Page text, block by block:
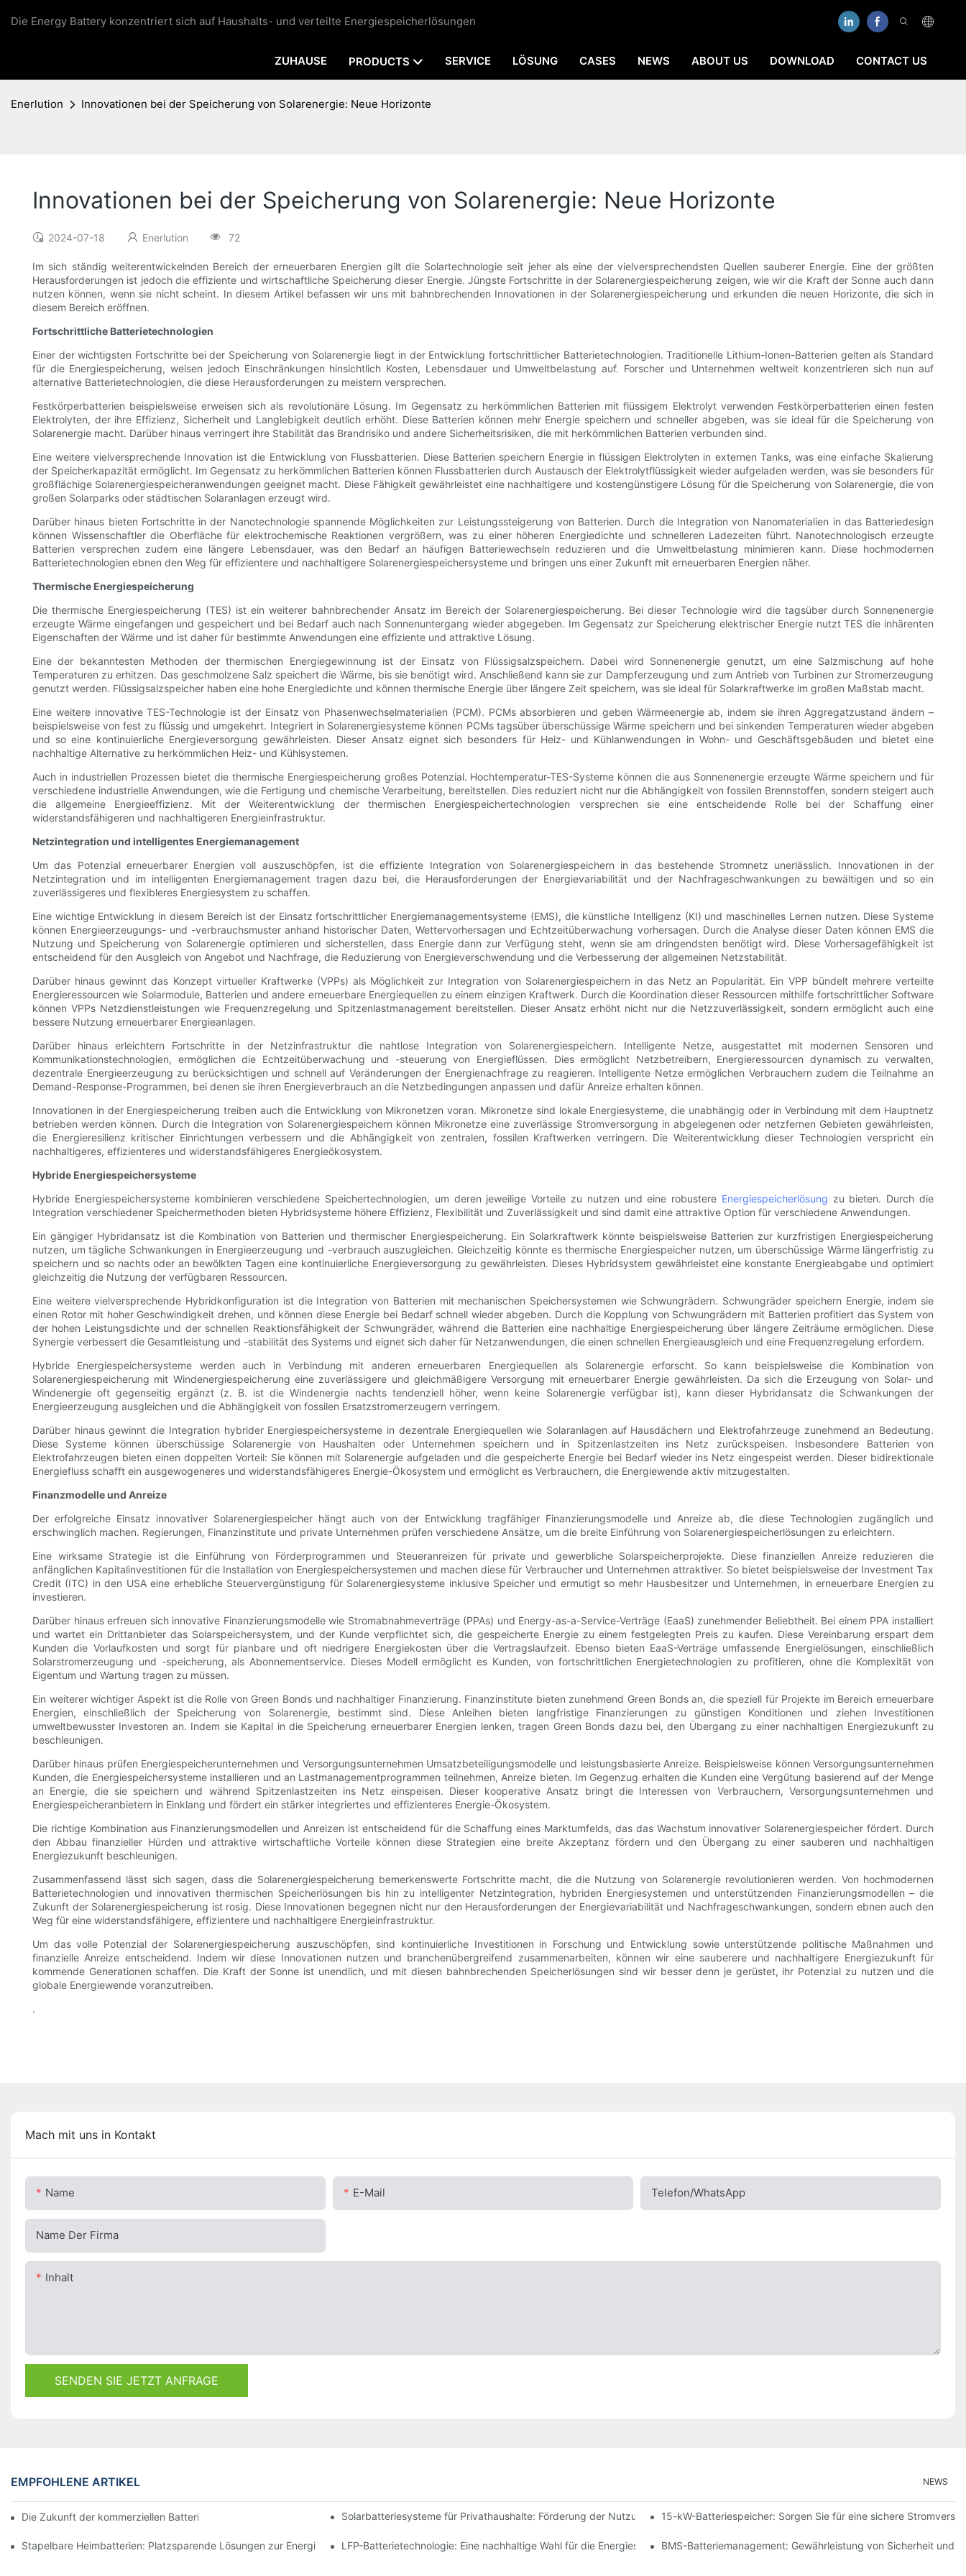
Die Energy Battery konzentriert sich auf Haushalts- und verteilte Energiespeicherlösungen
ZUHAUSE PRODUCTS SERVICE LÖSUNG CASES NEWS ABOUT US DOWNLOAD CONTACT US
Enerlution Innovationen bei der Speicherung von Solarenergie: Neue Horizonte
Innovationen bei der Speicherung von Solarenergie: Neue Horizonte
2024-07-18 Enerlution 72
Im sich ständig weiterentwickelnden Bereich der erneuerbaren Energien gilt die Solartechnologie seit jeher als eine der vielversprechendsten Quellen sauberer Energie. Eine der größten
Herausforderungen ist jedoch die effiziente und wirtschaftliche Speicherung dieser Energie. Jüngste Fortschritte in der Solarenergiespeicherung zeigen, wie wir die Kraft der Sonne auch dann
nutzen können, wenn sie nicht scheint. In diesem Artikel befassen wir uns mit bahnbrechenden Innovationen in der Solarenergiespeicherung und erkunden die neuen Horizonte, die sich in
diesem Bereich eröffnen.
Fortschrittliche Batterietechnologien
Einer der wichtigsten Fortschritte bei der Speicherung von Solarenergie liegt in der Entwicklung fortschrittlicher Batterietechnologien. Traditionelle Lithium-Ionen-Batterien gelten als Standard
für die Energiespeicherung, weisen jedoch Einschränkungen hinsichtlich Kosten, Lebensdauer und Umweltbelastung auf. Forscher und Unternehmen weltweit konzentrieren sich nun auf
alternative Batterietechnologien, die diese Herausforderungen zu meistern versprechen.
Festkörperbatterien beispielsweise erweisen sich als revolutionäre Lösung. Im Gegensatz zu herkömmlichen Batterien mit flüssigem Elektrolyt verwenden Festkörperbatterien einen festen
Elektrolyten, der ihre Effizienz, Sicherheit und Langlebigkeit deutlich erhöht. Diese Batterien können mehr Energie speichern und schneller abgeben, was sie ideal für die Speicherung von
Solarenergie macht. Darüber hinaus verringert ihre Stabilität das Brandrisiko und andere Sicherheitsrisiken, die mit herkömmlichen Batterien verbunden sind.
Eine weitere vielversprechende Innovation ist die Entwicklung von Flussbatterien. Diese Batterien speichern Energie in flüssigen Elektrolyten in externen Tanks, was eine einfache Skalierung
der Speicherkapazität ermöglicht. Im Gegensatz zu herkömmlichen Batterien können Flussbatterien durch Austausch der Elektrolytflüssigkeit wieder aufgeladen werden, was sie besonders für
großflächige Solarenergiespeicheranwendungen geeignet macht. Diese Fähigkeit gewährleistet eine nachhaltigere und kostengünstigere Lösung für die Speicherung von Solarenergie, die von
großen Solarparks oder städtischen Solaranlagen erzeugt wird.
Darüber hinaus bieten Fortschritte in der Nanotechnologie spannende Möglichkeiten zur Leistungssteigerung von Batterien. Durch die Integration von Nanomaterialien in das Batteriedesign
können Wissenschaftler die Oberfläche für elektrochemische Reaktionen vergrößern, was zu einer höheren Energiedichte und schnelleren Ladezeiten führt. Nanotechnologisch erzeugte
Batterien versprechen zudem eine längere Lebensdauer, was den Bedarf an häufigen Batteriewechseln reduzieren und die Umweltbelastung minimieren kann. Diese hochmodernen
Batterietechnologien ebnen den Weg für effizientere und nachhaltigere Solarenergiespeichersysteme und bringen uns einer Zukunft mit erneuerbaren Energien näher.
Thermische Energiespeicherung
Die thermische Energiespeicherung (TES) ist ein weiterer bahnbrechender Ansatz im Bereich der Solarenergiespeicherung. Bei dieser Technologie wird die tagsüber durch Sonnenenergie
erzeugte Wärme eingefangen und gespeichert und bei Bedarf auch nach Sonnenuntergang wieder abgegeben. Im Gegensatz zur Speicherung elektrischer Energie nutzt TES die inhärenten
Eigenschaften der Wärme und ist daher für bestimmte Anwendungen eine effiziente und attraktive Lösung.
Eine der bekanntesten Methoden der thermischen Energiegewinnung ist der Einsatz von Flüssigsalzspeichern. Dabei wird Sonnenenergie genutzt, um eine Salzmischung auf hohe
Temperaturen zu erhitzen. Das geschmolzene Salz speichert die Wärme, bis sie benötigt wird. Anschließend kann sie zur Dampferzeugung und zum Antrieb von Turbinen zur Stromerzeugung
genutzt werden. Flüssigsalzspeicher haben eine hohe Energiedichte und können thermische Energie über längere Zeit speichern, was sie ideal für Solarkraftwerke im großen Maßstab macht.
Eine weitere innovative TES-Technologie ist der Einsatz von Phasenwechselmaterialien (PCM). PCMs absorbieren und geben Wärmeenergie ab, indem sie ihren Aggregatzustand ändern –
beispielsweise von fest zu flüssig und umgekehrt. Integriert in Solarenergiesysteme können PCMs tagsüber überschüssige Wärme speichern und bei sinkenden Temperaturen wieder abgeben
und so eine kontinuierliche Energieversorgung gewährleisten. Dieser Ansatz eignet sich besonders für Heiz- und Kühlanwendungen in Wohn- und Geschäftsgebäuden und bietet eine
nachhaltige Alternative zu herkömmlichen Heiz- und Kühlsystemen.
Auch in industriellen Prozessen bietet die thermische Energiespeicherung großes Potenzial. Hochtemperatur-TES-Systeme können die aus Sonnenenergie erzeugte Wärme speichern und für
verschiedene industrielle Anwendungen, wie die Fertigung und chemische Verarbeitung, bereitstellen. Dies reduziert nicht nur die Abhängigkeit von fossilen Brennstoffen, sondern steigert auch
die allgemeine Energieeffizienz. Mit der Weiterentwicklung der thermischen Energiespeichertechnologien versprechen sie eine entscheidende Rolle bei der Schaffung einer
widerstandsfähigeren und nachhaltigeren Energieinfrastruktur.
Netzintegration und intelligentes Energiemanagement
Um das Potenzial erneuerbarer Energien voll auszuschöpfen, ist die effiziente Integration von Solarenergiespeichern in das bestehende Stromnetz unerlässlich. Innovationen in der
Netzintegration und im intelligenten Energiemanagement tragen dazu bei, die Herausforderungen der Energievariabilität und der Nachfrageschwankungen zu bewältigen und so ein
zuverlässigeres und flexibleres Energiesystem zu schaffen.
Eine wichtige Entwicklung in diesem Bereich ist der Einsatz fortschrittlicher Energiemanagementsysteme (EMS), die künstliche Intelligenz (KI) und maschinelles Lernen nutzen. Diese Systeme
können Energieerzeugungs- und -verbrauchsmuster anhand historischer Daten, Wettervorhersagen und Echtzeitüberwachung vorhersagen. Durch die Analyse dieser Daten können EMS die
Nutzung und Speicherung von Solarenergie optimieren und sicherstellen, dass Energie dann zur Verfügung steht, wenn sie am dringendsten benötigt wird. Diese Vorhersagefähigkeit ist
entscheidend für den Ausgleich von Angebot und Nachfrage, die Reduzierung von Energieverschwendung und die Verbesserung der allgemeinen Netzstabilität.
Darüber hinaus gewinnt das Konzept virtueller Kraftwerke (VPPs) als Möglichkeit zur Integration von Solarenergiespeichern in das Netz an Popularität. Ein VPP bündelt mehrere verteilte
Energieressourcen wie Solarmodule, Batterien und andere erneuerbare Energiequellen zu einem einzigen Kraftwerk. Durch die Koordination dieser Ressourcen mithilfe fortschrittlicher Software
können VPPs Netzdienstleistungen wie Frequenzregelung und Spitzenlastmanagement bereitstellen. Dieser Ansatz erhöht nicht nur die Netzzuverlässigkeit, sondern ermöglicht auch eine
bessere Nutzung erneuerbarer Energieanlagen.
Darüber hinaus erleichtern Fortschritte in der Netzinfrastruktur die nahtlose Integration von Solarenergiespeichern. Intelligente Netze, ausgestattet mit modernen Sensoren und
Kommunikationstechnologien, ermöglichen die Echtzeitüberwachung und -steuerung von Energieflüssen. Dies ermöglicht Netzbetreibern, Energieressourcen dynamisch zu verwalten,
dezentrale Energieerzeugung zu berücksichtigen und schnell auf Veränderungen der Energienachfrage zu reagieren. Intelligente Netze ermöglichen Verbrauchern zudem die Teilnahme an
Demand-Response-Programmen, bei denen sie ihren Energieverbrauch an die Netzbedingungen anpassen und dafür Anreize erhalten können.
Innovationen in der Energiespeicherung treiben auch die Entwicklung von Mikronetzen voran. Mikronetze sind lokale Energiesysteme, die unabhängig oder in Verbindung mit dem Hauptnetz
betrieben werden können. Durch die Integration von Solarenergiespeichern können Mikronetze eine zuverlässige Stromversorgung in abgelegenen oder netzfernen Gebieten gewährleisten,
die Energieresilienz kritischer Einrichtungen verbessern und die Abhängigkeit von zentralen, fossilen Kraftwerken verringern. Die Weiterentwicklung dieser Technologien verspricht ein
nachhaltigeres, effizienteres und widerstandsfähigeres Energieökosystem.
Hybride Energiespeichersysteme
Hybride Energiespeichersysteme kombinieren verschiedene Speichertechnologien, um deren jeweilige Vorteile zu nutzen und eine robustere Energiespeicherlösung zu bieten. Durch die
Integration verschiedener Speichermethoden bieten Hybridsysteme höhere Effizienz, Flexibilität und Zuverlässigkeit und sind damit eine attraktive Option für verschiedene Anwendungen.
Ein gängiger Hybridansatz ist die Kombination von Batterien und thermischer Energiespeicherung. Ein Solarkraftwerk könnte beispielsweise Batterien zur kurzfristigen Energiespeicherung
nutzen, um tägliche Schwankungen in Energieerzeugung und -verbrauch auszugleichen. Gleichzeitig könnte es thermische Energiespeicher nutzen, um überschüssige Wärme längerfristig zu
speichern und so nachts oder an bewölkten Tagen eine kontinuierliche Energieversorgung zu gewährleisten. Dieses Hybridsystem gewährleistet eine konstante Energieabgabe und optimiert
gleichzeitig die Nutzung der verfügbaren Ressourcen.
Eine weitere vielversprechende Hybridkonfiguration ist die Integration von Batterien mit mechanischen Speichersystemen wie Schwungrädern. Schwungräder speichern Energie, indem sie
einen Rotor mit hoher Geschwindigkeit drehen, und können diese Energie bei Bedarf schnell wieder abgeben. Durch die Kopplung von Schwungrädern mit Batterien profitiert das System von
der hohen Leistungsdichte und der schnellen Reaktionsfähigkeit der Schwungräder, während die Batterien eine nachhaltige Energiespeicherung über längere Zeiträume ermöglichen. Diese
Synergie verbessert die Gesamtleistung und -stabilität des Systems und eignet sich daher für Netzanwendungen, die einen schnellen Energieausgleich und eine Frequenzregelung erfordern.
Hybride Energiespeichersysteme werden auch in Verbindung mit anderen erneuerbaren Energiequellen als Solarenergie erforscht. So kann beispielsweise die Kombination von
Solarenergiespeicherung mit Windenergiespeicherung eine zuverlässigere und gleichmäßigere Versorgung mit erneuerbarer Energie gewährleisten. Da sich die Erzeugung von Solar- und
Windenergie oft gegenseitig ergänzt (z. B. ist die Windenergie nachts tendenziell höher, wenn keine Solarenergie verfügbar ist), kann dieser Hybridansatz die Schwankungen der
Energieerzeugung ausgleichen und die Abhängigkeit von fossilen Ersatzstromerzeugern verringern.
Darüber hinaus gewinnt die Integration hybrider Energiespeichersysteme in dezentrale Energiequellen wie Solaranlagen auf Hausdächern und Elektrofahrzeuge zunehmend an Bedeutung.
Diese Systeme können überschüssige Solarenergie von Haushalten oder Unternehmen speichern und in Spitzenlastzeiten ins Netz zurückspeisen. Insbesondere Batterien von
Elektrofahrzeugen bieten einen doppelten Vorteil: Sie können mit Solarenergie aufgeladen und die gespeicherte Energie bei Bedarf wieder ins Netz eingespeist werden. Dieser bidirektionale
Energiefluss schafft ein ausgewogeneres und widerstandsfähigeres Energie-Ökosystem und ermöglicht es Verbrauchern, die Energiewende aktiv mitzugestalten.
Finanzmodelle und Anreize
Der erfolgreiche Einsatz innovativer Solarenergiespeicher hängt auch von der Entwicklung tragfähiger Finanzierungsmodelle und Anreize ab, die diese Technologien zugänglich und
erschwinglich machen. Regierungen, Finanzinstitute und private Unternehmen prüfen verschiedene Ansätze, um die breite Einführung von Solarenergiespeicherlösungen zu erleichtern.
Eine wirksame Strategie ist die Einführung von Förderprogrammen und Steueranreizen für private und gewerbliche Solarspeicherprojekte. Diese finanziellen Anreize reduzieren die
anfänglichen Kapitalinvestitionen für die Installation von Energiespeichersystemen und machen diese für Verbraucher und Unternehmen attraktiver. So bietet beispielsweise der Investment Tax
Credit (ITC) in den USA eine erhebliche Steuervergünstigung für Solarenergiesysteme inklusive Speicher und ermutigt so mehr Hausbesitzer und Unternehmen, in erneuerbare Energien zu
investieren.
Darüber hinaus erfreuen sich innovative Finanzierungsmodelle wie Stromabnahmeverträge (PPAs) und Energy-as-a-Service-Verträge (EaaS) zunehmender Beliebtheit. Bei einem PPA installiert
und wartet ein Drittanbieter das Solarspeichersystem, und der Kunde verpflichtet sich, die gespeicherte Energie zu einem festgelegten Preis zu kaufen. Diese Vereinbarung erspart dem
Kunden die Vorlaufkosten und sorgt für planbare und oft niedrigere Energiekosten über die Vertragslaufzeit. Ebenso bieten EaaS-Verträge umfassende Energielösungen, einschließlich
Solarstromerzeugung und -speicherung, als Abonnementservice. Dieses Modell ermöglicht es Kunden, von fortschrittlichen Energietechnologien zu profitieren, ohne die Komplexität von
Eigentum und Wartung tragen zu müssen.
Ein weiterer wichtiger Aspekt ist die Rolle von Green Bonds und nachhaltiger Finanzierung. Finanzinstitute bieten zunehmend Green Bonds an, die speziell für Projekte im Bereich erneuerbare
Energien, einschließlich der Speicherung von Solarenergie, bestimmt sind. Diese Anleihen bieten langfristige Finanzierungen zu günstigen Konditionen und ziehen Investitionen
umweltbewusster Investoren an. Indem sie Kapital in die Speicherung erneuerbarer Energien lenken, tragen Green Bonds dazu bei, den Übergang zu einer nachhaltigen Energiezukunft zu
beschleunigen.
Darüber hinaus prüfen Energiespeicherunternehmen und Versorgungsunternehmen Umsatzbeteiligungsmodelle und leistungsbasierte Anreize. Beispielsweise können Versorgungsunternehmen
Kunden, die Energiespeichersysteme installieren und an Lastmanagementprogrammen teilnehmen, Anreize bieten. Im Gegenzug erhalten die Kunden eine Vergütung basierend auf der Menge
an Energie, die sie speichern und während Spitzenlastzeiten ins Netz einspeisen. Dieser kooperative Ansatz bringt die Interessen von Verbrauchern, Versorgungsunternehmen und
Energiespeicheranbietern in Einklang und fördert ein stärker integriertes und effizienteres Energie-Ökosystem.
Die richtige Kombination aus Finanzierungsmodellen und Anreizen ist entscheidend für die Schaffung eines Marktumfelds, das das Wachstum innovativer Solarenergiespeicher fördert. Durch
den Abbau finanzieller Hürden und attraktive wirtschaftliche Vorteile können diese Strategien eine breite Akzeptanz fördern und den Übergang zu einer sauberen und nachhaltigen
Energiezukunft beschleunigen.
Zusammenfassend lässt sich sagen, dass die Solarenergiespeicherung bemerkenswerte Fortschritte macht, die die Nutzung von Solarenergie revolutionieren werden. Von hochmodernen
Batterietechnologien und innovativen thermischen Speicherlösungen bis hin zu intelligenter Netzintegration, hybriden Energiesystemen und unterstützenden Finanzierungsmodellen – die
Zukunft der Solarenergiespeicherung ist rosig. Diese Innovationen begegnen nicht nur den Herausforderungen der Energievariabilität und Nachfrageschwankungen, sondern ebnen auch den
Weg für eine widerstandsfähigere, effizientere und nachhaltigere Energieinfrastruktur.
Um das volle Potenzial der Solarenergiespeicherung auszuschöpfen, sind kontinuierliche Investitionen in Forschung und Entwicklung sowie unterstützende politische Maßnahmen und
finanzielle Anreize entscheidend. Indem wir diese Innovationen nutzen und branchenübergreifend zusammenarbeiten, können wir eine sauberere und nachhaltigere Energiezukunft für
kommende Generationen schaffen. Die Kraft der Sonne ist unendlich, und mit diesen bahnbrechenden Speicherlösungen sind wir besser denn je gerüstet, ihr Potenzial zu nutzen und die
globale Energiewende voranzutreiben.
.
Mach mit uns in Kontakt
Name E-Mail Telefon/WhatsApp
Name Der Firma
Inhalt
SENDEN SIE JETZT ANFRAGE
EMPFOHLENE ARTIKEL NEWS
Die Zukunft der kommerziellen Batteriespeicherung: Trends und InnovationenSolarbatteriesysteme für Privathaushalte: Förderung der Nutzung erneuerbarer Energien15-kW-Batteriespeicher: Sorgen Sie für eine sichere
Stapelbare Heimbatterien: Platzsparende Lösungen zur EnergiespeicherungLFP-Batterietechnologie: Eine nachhaltige Wahl für die EnergiespeicherungBMS-Batteriemanagement: Gewährleistung von Sicherheit und